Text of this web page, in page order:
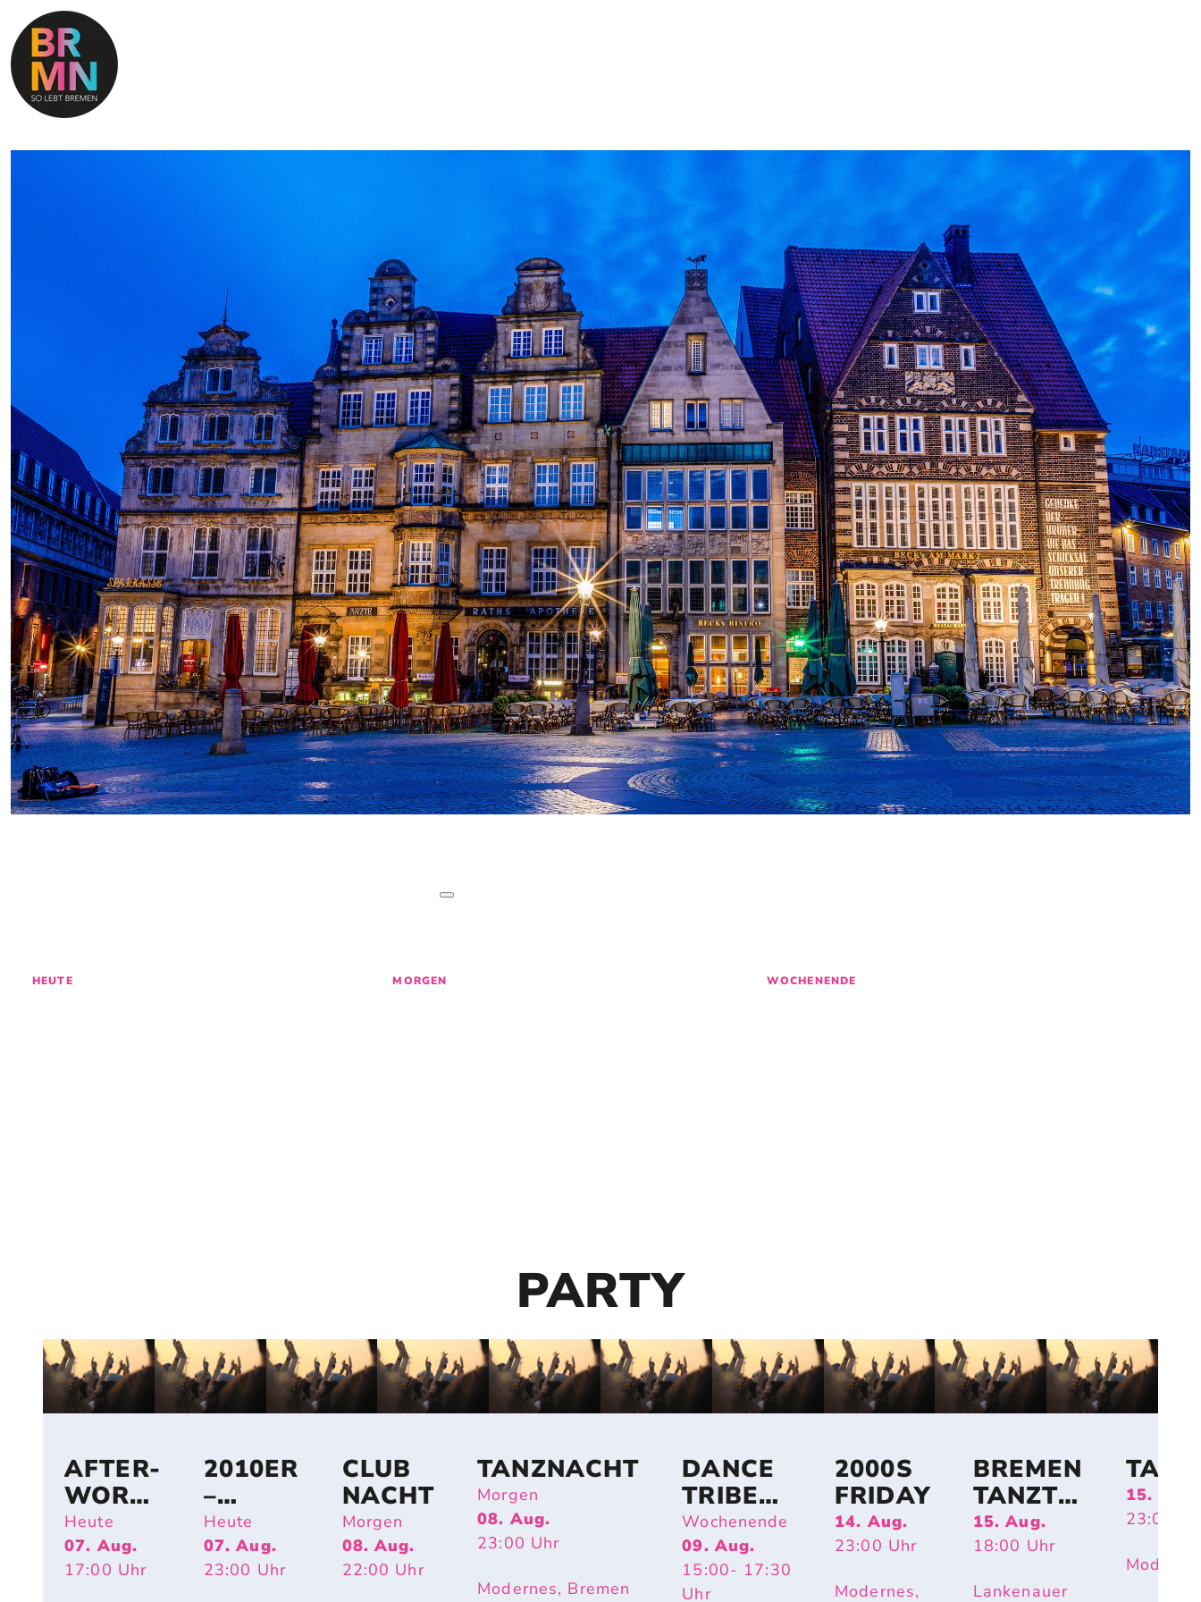
HEUTE MORGEN WOCHENENDE
PARTY
AFTER-
WORK-
PARTY
OPEN
AIR
Heute
07. Aug.
17:00 Uhr
2010ER
–
SHAKE
IT OFF
Heute
07. Aug.
23:00 Uhr
CLUB
NACHT
Morgen
08. Aug.
22:00 Uhr
TANZNACHT
Morgen
08. Aug.
23:00 Uhr
Modernes, Bremen
DANCE
TRIBE
BREMEN
Wochenende
09. Aug.
15:00- 17:30
Uhr
2000S
FRIDAY
14. Aug.
23:00 Uhr
Modernes,
BREMEN
TANZT
OPEN
AIR
15. Aug.
18:00 Uhr
Lankenauer
15. Aug.
23:00